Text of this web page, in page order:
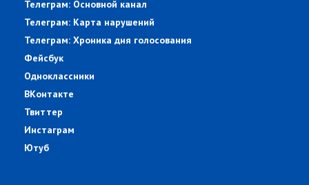
Телеграм: Основной канал
Телеграм: Карта нарушений
Телеграм: Хроника дня голосования
Фейсбук
Одноклассники
ВКонтакте
Твиттер
Инстаграм
Ютуб